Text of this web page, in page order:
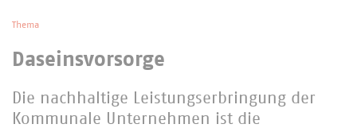
Thema
Daseinsvorsorge
Die nachhaltige Leistungserbringung der
Kommunale Unternehmen ist die